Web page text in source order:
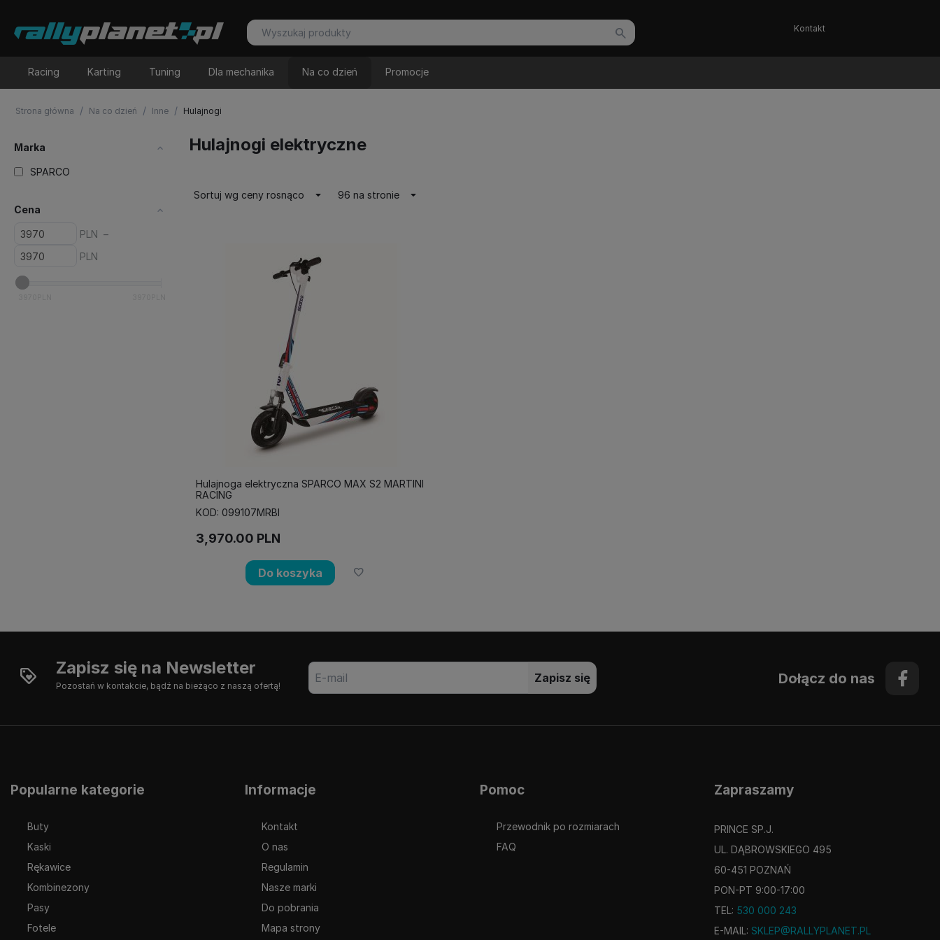
Kontakt
Racing Karting Tuning Dla mechanika Na co dzień Promocje
Strona główna / Na co dzień / Inne / Hulajnogi
Marka
SPARCO
Cena
PLN –
PLN
Hulajnogi elektryczne
Sortuj wg ceny rosnąco 96 na stronie
Hulajnoga elektryczna SPARCO MAX S2 MARTINI
RACING
KOD: 099107MRBI
3,970.00 PLN
Do koszyka
Zapisz się na Newsletter
Pozostań w kontakcie, bądź na bieżąco z naszą ofertą!
Zapisz się Dołącz do nas
Popularne kategorie
Buty
Kaski
Rękawice
Kombinezony
Pasy
Fotele
Informacje
Kontakt
O nas
Regulamin
Nasze marki
Do pobrania
Mapa strony
Pomoc
Przewodnik po rozmiarach
FAQ
Zapraszamy
PRINCE SP.J.
UL. DĄBROWSKIEGO 495
60-451 POZNAŃ
PON-PT 9:00-17:00
TEL: 530 000 243
E-MAIL: SKLEP@RALLYPLANET.PL